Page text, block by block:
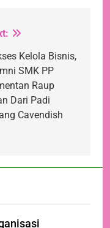
Kelola Bisnis,
SMK PP
Raup
Dari Padi
Cavendish